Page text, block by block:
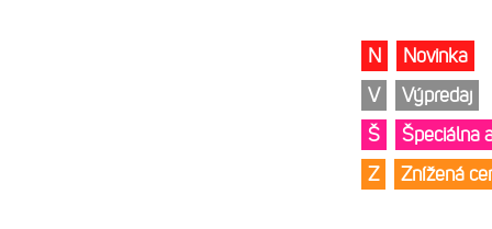
N
Novinka
V
Výpredaj
Š
Špeciálna
Z
Znížená